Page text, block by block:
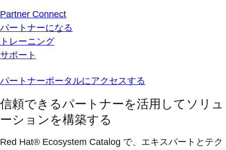
Partner Connect
パートナーになる
トレーニング
サポート
パートナーポータルにアクセスする
信頼できるパートナーを活用してソリュ
ーションを構築する
Red Hat® Ecosystem Catalog で、エキスパートとテク